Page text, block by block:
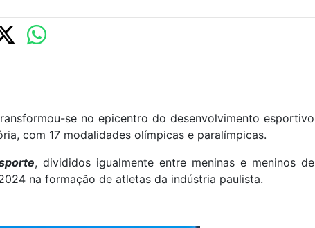
se no epicentro do desenvolvimento esportivo
com 17 modalidades olímpicas e paralímpicas.
, divididos igualmente entre meninas e meninos de
na formação de atletas da indústria paulista.